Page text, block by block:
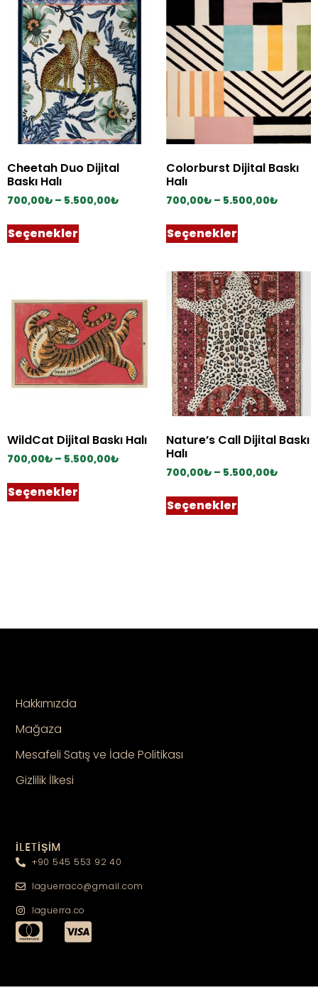
Cheetah Duo Dijital
Baskı Halı
700,00₺ – 5.500,00₺
Seçenekler
Colorburst Dijital Baskı
Halı
700,00₺ – 5.500,00₺
Seçenekler
WildCat Dijital Baskı Halı
700,00₺ – 5.500,00₺
Seçenekler
Nature’s Call Dijital Baskı
Halı
700,00₺ – 5.500,00₺
Seçenekler
Hakkımızda
Mağaza
Mesafeli Satış ve İade Politikası
Gizlilik İlkesi
İLETİŞİM
+90 545 553 92 40
laguerraco@gmail.com
laguerra.co